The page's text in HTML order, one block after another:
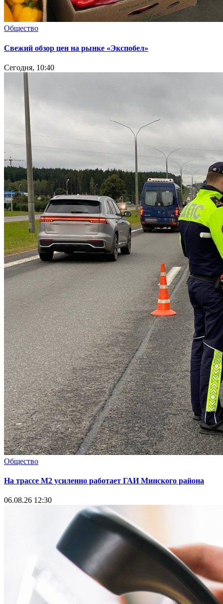
Общество
Свежий обзор цен на рынке «Экспобел»
Сегодня, 10:40
Общество
На трассе М2 усиленно работает ГАИ Минского района
06.08.26 12:30